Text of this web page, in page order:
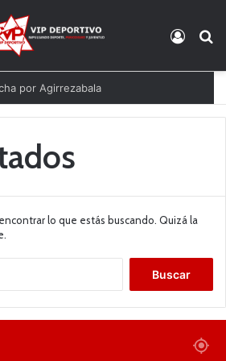
por Agirrezabala
lo que estás buscando. Quizá la